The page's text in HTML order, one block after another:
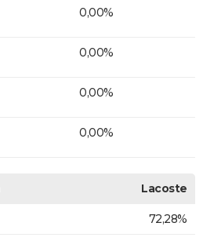
0,00%
0,00%
0,00%
0,00%
Lacoste
72,28%